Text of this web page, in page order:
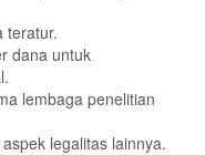
teratur.
dana untuk
lembaga penelitian
legalitas lainnya.